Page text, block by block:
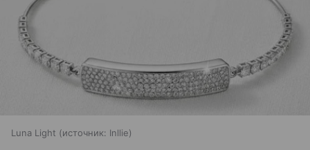
Luna Light источник: Inllie